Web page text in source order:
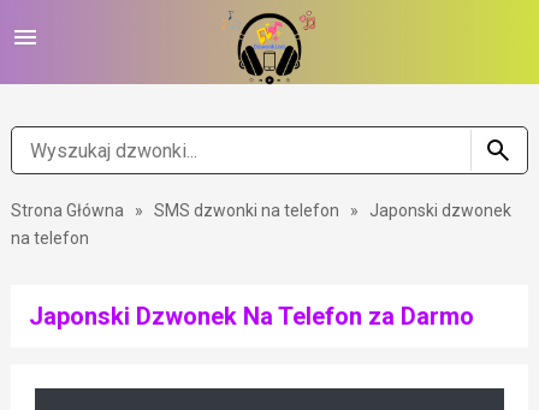
Strona Główna » SMS dzwonki na telefon »
Japonski dzwonek
na telefon
Japonski Dzwonek Na Telefon za Darmo